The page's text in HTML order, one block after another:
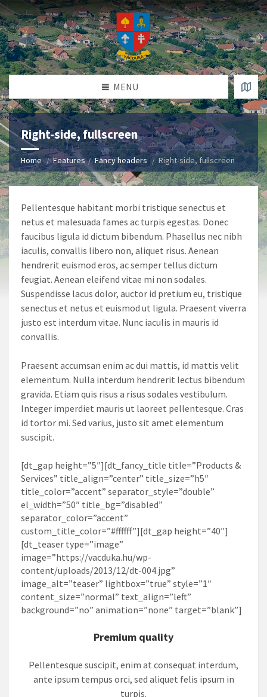
MENU
Right-side, fullscreen
Home Features Fancy headers Right-side, fullscreen
Pellentesque habitant morbi tristique senectus et
netus et malesuada fames ac turpis egestas. Donec
faucibus ligula id dictum bibendum. Phasellus nec nibh
iaculis, convallis libero non, aliquet risus. Aenean
hendrerit euismod eros, ac semper tellus dictum
feugiat. Aenean eleifend vitae mi non sodales.
Suspendisse lacus dolor, auctor id pretium eu, tristique
senectus et netus et euismod ut ligula. Praesent viverra
justo est interdum vitae. Nunc iaculis in mauris id
convallis.
Praesent accumsan enim ac dui mattis, id mattis velit
elementum. Nulla interdum hendrerit lectus bibendum
gravida. Etiam quis risus a risus sodales vestibulum.
Integer imperdiet mauris ut laoreet pellentesque. Cras
id tortor mi. Sed varius, justo sit amet elementum
suscipit.
[dt_gap height=”5″][dt_fancy_title title=”Products &
Services” title_align=”center” title_size=”h5″
title_color=”accent” separator_style=”double”
el_width=”50″ title_bg=”disabled”
separator_color=”accent”
custom_title_color=”#ffffff”][dt_gap height=”40″]
[dt_teaser type=”image”
image=”https://vacduka.hu/wp-
content/uploads/2013/12/dt-004.jpg”
image_alt=”teaser” lightbox=”true” style=”1″
content_size=”normal” text_align=”left”
background=”no” animation=”none” target=”blank”]
Premium quality
Pellentesque suscipit, enim at consequat interdum,
ante ipsum tempus orci, sed aliquet felis ipsum in
turpis.